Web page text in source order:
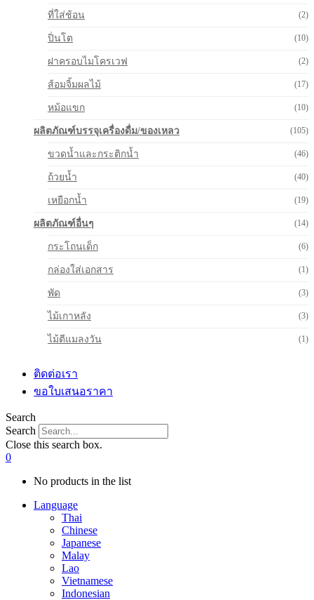
ที่ใส่ช้อน (2)
ปิ่นโต (10)
ฝาครอบไมโครเวฟ (2)
ส้อมจิ้มผลไม้ (17)
หม้อแขก (10)
ผลิตภัณฑ์บรรจุเครื่องดื่ม/ของเหลว (105)
ขวดน้ำและกระติกน้ำ (46)
ถ้วยน้ำ (40)
เหยือกน้ำ (19)
ผลิตภัณฑ์อื่นๆ (14)
กระโถนเด็ก (6)
กล่องใส่เอกสาร (1)
พัด (3)
ไม้เกาหลัง (3)
ไม้ตีแมลงวัน (1)
ติดต่อเรา
ขอใบเสนอราคา
Search
Search
Close this search box.
0
No products in the list
Language
Thai
Chinese
Japanese
Malay
Lao
Vietnamese
Indonesian